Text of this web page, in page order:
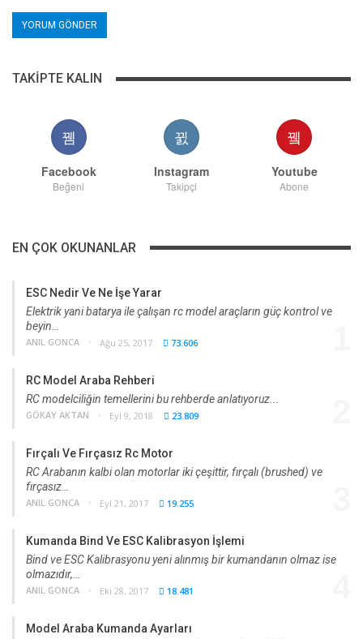
TAKIPTE KALIN
Facebook
Beğeni
Instagram
Takipçi
Youtube
Abone
EN ÇOK OKUNANLAR
ESC Nedir Ve Ne İşe Yarar
Elektrik yani batarya ile çalışan rc model araçların güç kontrol ve
beyin…
ANIL GONCA Ağu 25, 2017 73.606
RC Model Araba Rehberi
RC modelciliğin temellerini bu rehberde anlatıyoruz...
GÖKAY AKTAN Eyl 9, 2018 23.809
Fırçalı Ve Fırçasız Rc Motor
RC Arabanın kalbi olan motorlar iki çeşittir, fırçalı (brushed) ve
fırçasız…
ANIL GONCA Eyl 21, 2017 19.255
Kumanda Bind Ve ESC Kalibrasyon İşlemi
Bind ve ESC Kalibrasyonu yeni alınmış bir kumandanın olmaz ise
olmazıdır,…
ANIL GONCA Eki 28, 2017 18.481
Model Araba Kumanda Ayarları